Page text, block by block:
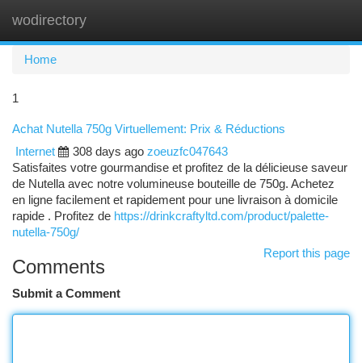
wodirectory
Home
1
Achat Nutella 750g Virtuellement: Prix & Réductions
Internet
308 days ago zoeuzfc047643
Satisfaites votre gourmandise et profitez de la délicieuse saveur
de Nutella avec notre volumineuse bouteille de 750g. Achetez
en ligne facilement et rapidement pour une livraison à domicile
rapide . Profitez de https://drinkcraftyltd.com/product/palette-
nutella-750g/
Report this page
Comments
Submit a Comment